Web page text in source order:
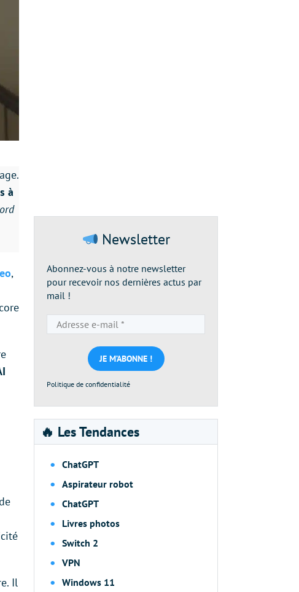
à
,
Il
Newsletter
Abonnez-vous à notre newsletter
pour recevoir nos dernières actus par
mail !
e-
mail
*
Politique de confidentialité
🔥 Les Tendances
ChatGPT
Aspirateur robot
ChatGPT
Livres photos
Switch 2
VPN
Windows 11